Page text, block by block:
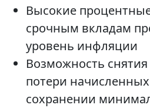
Высокие
срочным вкладам
уровень инфляции
Возможность снятия
потери
сохранении